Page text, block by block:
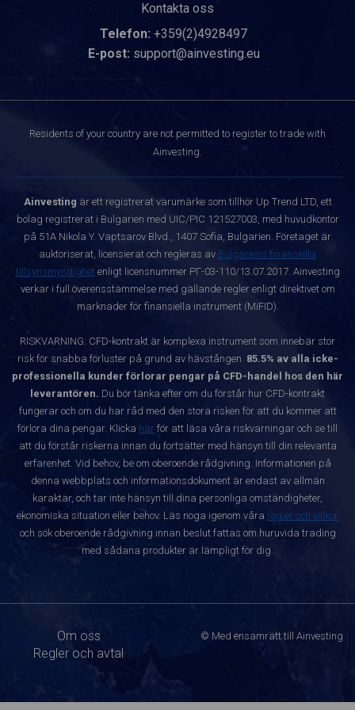
Kontakta oss
Telefon: +359(2)4928497
E-post: support@ainvesting.eu
Residents of your country are not permitted to register to trade with
Ainvesting.
Ainvesting är ett registrerat varumärke som tillhör Up Trend LTD, ett
bolag registrerat i Bulgarien med UIC/PIC 121527003, med huvudkontor
på 51A Nikola Y. Vaptsarov Blvd., 1407 Sofia, Bulgarien. Företaget är
auktoriserat, licensierat och regleras av Bulgariens finansiella
tillsynsmyndighetenligt licensnummer РГ-03-110/13.07.2017. Ainvesting
verkar i full överensstämmelse med gällande regler enligt direktivet om
marknader för finansiella instrument (MiFID).
RISKVARNING: CFD-kontrakt är komplexa instrument som innebär stor
risk för snabba förluster på grund av hävstången. 85.5% av alla icke-
professionella kunder förlorar pengar på CFD-handel hos den här
leverantören. Du bör tänka efter om du förstår hur CFD-kontrakt
fungerar och om du har råd med den stora risken för att du kommer att
förlora dina pengar. Klicka här för att läsa våra riskvarningar och se till
att du förstår riskerna innan du fortsätter med hänsyn till din relevanta
erfarenhet. Vid behov, be om oberoende rådgivning. Informationen på
denna webbplats och informationsdokument är endast av allmän
karaktär, och tar inte hänsyn till dina personliga omständigheter,
ekonomiska situation eller behov. Läs noga igenom våra regler och villkor
och sök oberoende rådgivning innan beslut fattas om huruvida trading
med sådana produkter är lämpligt för dig.
Om oss
Regler och avtal
© Med ensamrätt till Ainvesting